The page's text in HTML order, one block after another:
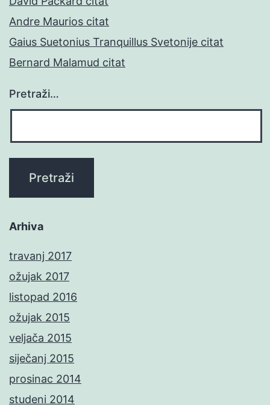
Andre Maurios citat
Gaius Suetonius Tranquillus Svetonije citat
Bernard Malamud citat
Pretraži…
Arhiva
travanj 2017
ožujak 2017
listopad 2016
ožujak 2015
veljača 2015
siječanj 2015
prosinac 2014
studeni 2014